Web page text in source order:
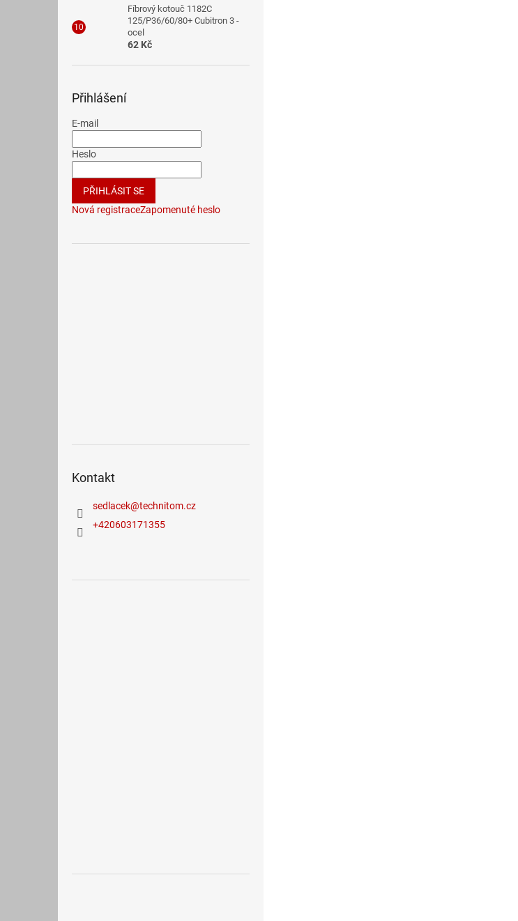
Fíbrový kotouč 1182C
125/P36/60/80+ Cubitron 3 -
ocel
62 Kč
Přihlášení
E-mail
Heslo
PŘIHLÁSIT SE
Nová registraceZapomenuté heslo
Kontakt
sedlacek@technitom.cz
+420603171355